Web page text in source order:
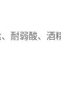
耐弱酸、酒